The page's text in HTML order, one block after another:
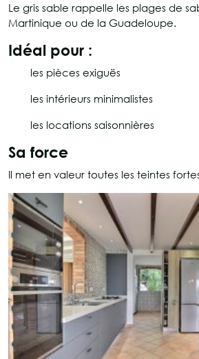
Le gris sable rappelle les plages de
Martinique ou de la Guadeloupe.
Idéal pour :
les pièces exiguës
les intérieurs minimalistes
les locations saisonnières
Sa force
Il met en valeur toutes les teintes